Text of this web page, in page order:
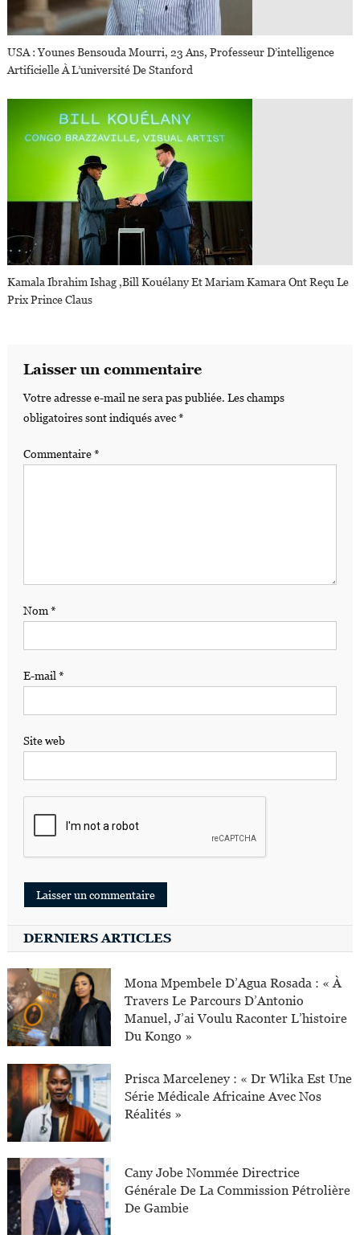
USA : Younes Bensouda Mourri, 23 Ans, Professeur D’intelligence
Artificielle À L’université De Stanford
Kamala Ibrahim Ishag ,Bill Kouélany Et Mariam Kamara Ont Reçu Le
Prix Prince Claus
Laisser un commentaire
Votre adresse e-mail ne sera pas publiée. Les champs
obligatoires sont indiqués avec*
Commentaire*
Nom*
E-mail *
Site web
DERNIERS ARTICLES
Mona Mpembele D’Agua Rosada : « À
Travers Le Parcours D’Antonio
Manuel, J’ai Voulu Raconter L’histoire
Du Kongo »
Prisca Marceleney : « Dr Wlika Est Une
Série Médicale Africaine Avec Nos
Réalités »
Cany Jobe Nommée Directrice
Générale De La Commission Pétrolière
De Gambie